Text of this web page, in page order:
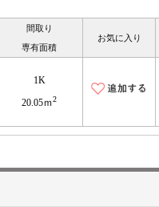
間取り
専有面積
お気に入り
1K
20.05ｍ2